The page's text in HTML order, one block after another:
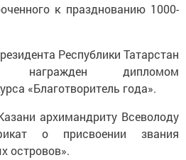
к празднованию 1000-
Республики Татарстан
дипломом
«Благотворитель года».
архимандриту Всеволоду
о присвоении звания
островов».